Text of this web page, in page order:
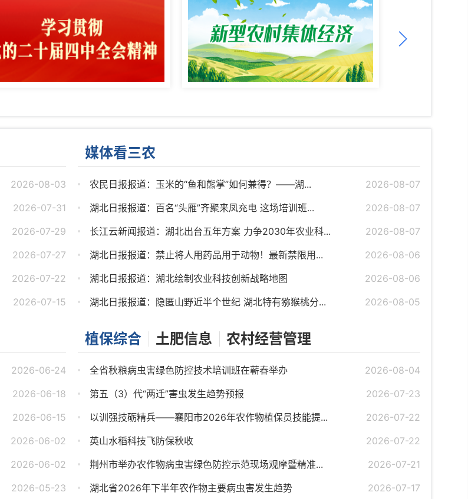
2026-08-03
2026-07-31
2026-07-29
2026-07-27
2026-07-22
2026-07-15
媒体看三农
农民日报报道：玉米的“鱼和熊掌”如何兼得？——湖...
2026-08-07
湖北日报报道：百名“头雁”齐聚来凤充电 这场培训班...
2026-08-07
长江云新闻报道：湖北出台五年方案 力争2030年农业科...
2026-08-07
湖北日报报道：禁止将人用药品用于动物！最新禁限用...
2026-08-06
湖北日报报道：湖北绘制农业科技创新战略地图
2026-08-06
湖北日报报道：隐匿山野近半个世纪 湖北特有猕猴桃分...
2026-08-05
2026-06-24
2026-06-18
2026-06-15
2026-06-02
2026-06-02
2026-05-23
植保综合 土肥信息 农村经营管理
全省秋粮病虫害绿色防控技术培训班在蕲春举办
2026-08-04
第五（3）代“两迁”害虫发生趋势预报
2026-07-23
以训强技砺精兵——襄阳市2026年农作物植保员技能提...
2026-07-22
英山水稻科技飞防保秋收
2026-07-22
荆州市举办农作物病虫害绿色防控示范现场观摩暨精准...
2026-07-21
湖北省2026年下半年农作物主要病虫害发生趋势
2026-07-17